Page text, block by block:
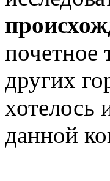
почетное
других
хотелось
данной